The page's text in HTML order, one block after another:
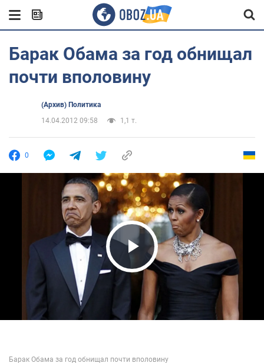
Барак Обама за год обнищал
почти вполовину
(Архив) Политика
14.04.2012 09:58
1,1 т.
0
Play Video